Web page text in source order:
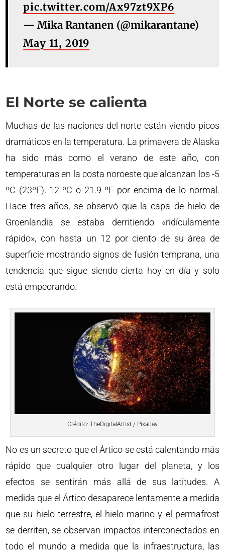
pic.twitter.com/Ax97zt9XP6
— Mika Rantanen (@mikarantane)
May 11, 2019
El Norte se calienta
Muchas de las naciones del norte están viendo picos
dramáticos en la temperatura. La primavera de Alaska
ha sido más como el verano de este año, con
temperaturas en la costa noroeste que alcanzan los -5
ºC (23ºF), 12 ºC o 21.9 ºF por encima de lo normal.
Hace tres años, se observó que la capa de hielo de
Groenlandia se estaba derritiendo «ridículamente
rápido», con hasta un 12 por ciento de su área de
superficie mostrando signos de fusión temprana, una
tendencia que sigue siendo cierta hoy en día y solo
está empeorando.
Crédito: TheDigitalArtist / Pixabay
No es un secreto que el Ártico se está calentando más
rápido que cualquier otro lugar del planeta, y los
efectos se sentirán más allá de sus latitudes. A
medida que el Ártico desaparece lentamente a medida
que su hielo terrestre, el hielo marino y el permafrost
se derriten, se observan impactos interconectados en
todo el mundo a medida que la infraestructura, las